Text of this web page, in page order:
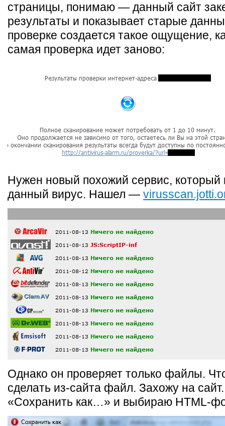
страницы, понимаю — данный сайт
результаты и показывает старые
проверке создается такое ощущение,
самая проверка идет заново:
Нужен новый похожий сервис, который
данный вирус. Нашел —
Однако он проверяет только файлы.
сделать из-сайта файл. Захожу на
«Сохранить как…» и выбираю HTML-